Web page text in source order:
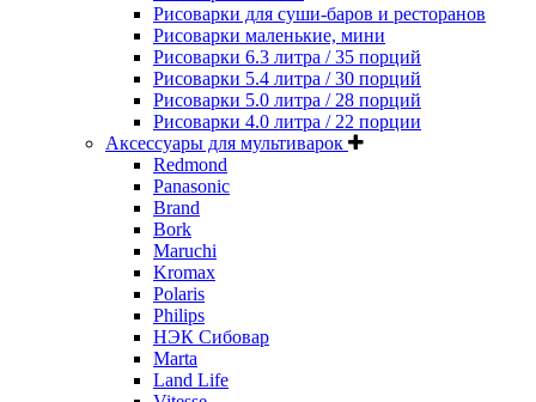
Рисоварки для суши-баров и ресторанов
Рисоварки маленькие, мини
Рисоварки 6.3 литра / 35 порций
Рисоварки 5.4 литра / 30 порций
Рисоварки 5.0 литра / 28 порций
Рисоварки 4.0 литра / 22 порции
Аксессуары для мультиварок
Redmond
Panasonic
Brand
Bork
Maruchi
Kromax
Polaris
Philips
НЭК Сибовар
Marta
Land Life